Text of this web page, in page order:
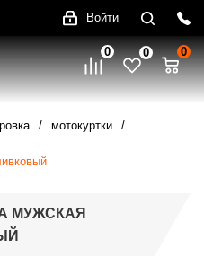
Войти
0 0 0
мотокуртки
МУЖСКАЯ